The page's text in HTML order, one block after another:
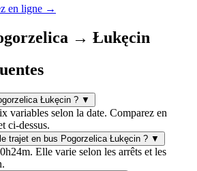
en ligne →
→ Łukęcin
Łukęcin ? ▼
variables selon la date. Comparez en
ci-dessus.
trajet en bus Pogorzelica Łukęcin ? ▼
Elle varie selon les arrêts et les